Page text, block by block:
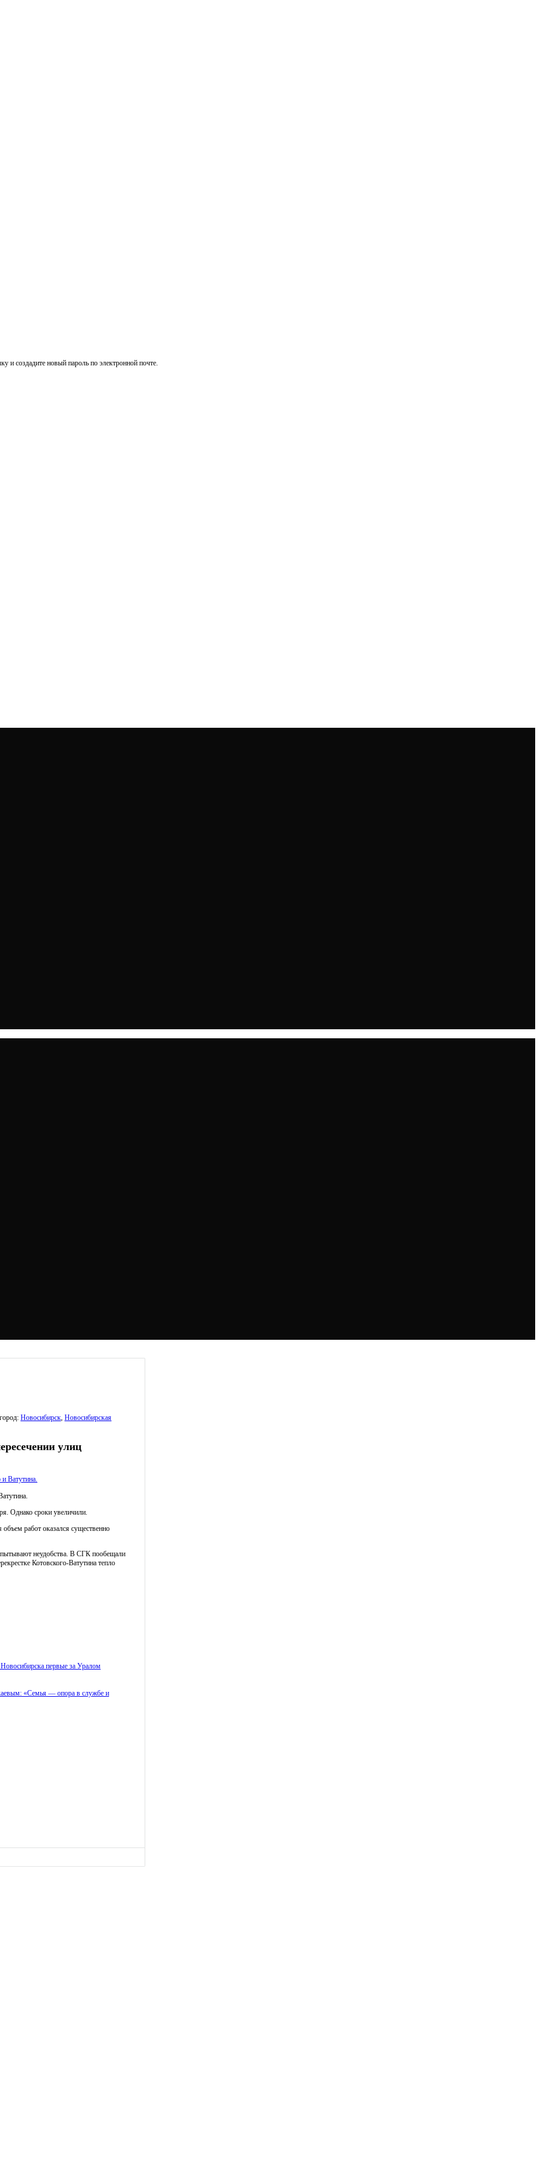
и создадите новый пароль по электронной почте.
город: Новосибирск, Новосибирская
улиц
Однако сроки увеличили.
работ оказался существенно
неудобства. В СГК пообещали
Котовского-Ватутина тепло
первые за Уралом
«Семья — опора в службе и